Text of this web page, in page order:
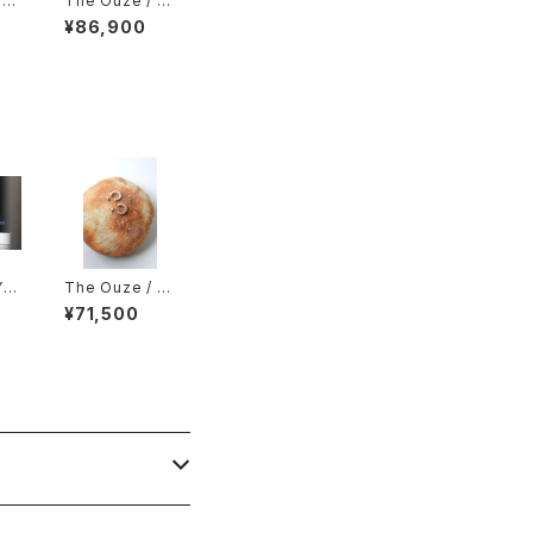
olorowy Emb
edded Facet
¥86,900
B
The Ouze / R
aw Blue Sapp
hire Hoops（P
¥71,500